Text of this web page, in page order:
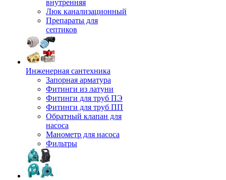
внутренняя
Люк канализационный
Препараты для
септиков
Инженерная сантехника
Запорная арматура
Фитинги из латуни
Фитинги для труб ПЭ
Фитинги для труб ПП
Обратный клапан для
насоса
Манометр для насоса
Фильтры